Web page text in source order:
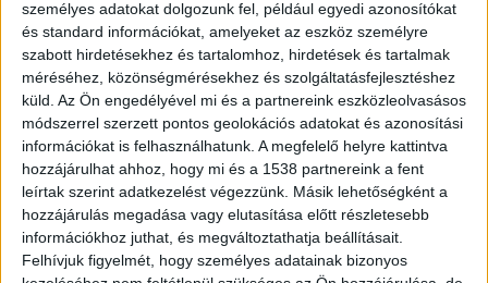
személyes adatokat dolgozunk fel, például egyedi azonosítókat
és standard információkat, amelyeket az eszköz személyre
szabott hirdetésekhez és tartalomhoz, hirdetések és tartalmak
méréséhez, közönségmérésekhez és szolgáltatásfejlesztéshez
küld. Az Ön engedélyével mi és a partnereink eszközleolvasásos
módszerrel szerzett pontos geolokációs adatokat és azonosítási
információkat is felhasználhatunk. A megfelelő helyre kattintva
hozzájárulhat ahhoz, hogy mi és a 1538 partnereink a fent
leírtak szerint adatkezelést végezzünk. Másik lehetőségként a
hozzájárulás megadása vagy elutasítása előtt részletesebb
információkhoz juthat, és megváltoztathatja beállításait.
Felhívjuk figyelmét, hogy személyes adatainak bizonyos
„A mozgást elkezdtem, természetesen a
vizsgálatok után, egyelőre dolgozom, hogy
visszanyerjem az erőmet; azt nem tudom
pontosan, hogy mikor kapom vissza a
játékengedélyt – szerintem heteken belül.”
Többen is betegek a csapatnál
A Veszprém csapatából öten koronavírus, ketten